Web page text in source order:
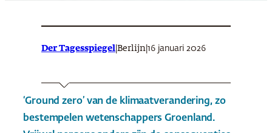
Der Tagesspiegel Berlijn 16 januari 2026
‘Ground zero’ van de klimaatverandering, zo
bestempelen wetenschappers Groenland.